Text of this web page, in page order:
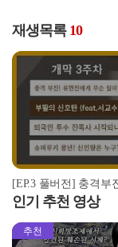
재생목록 10
인기 추천 영상
추천